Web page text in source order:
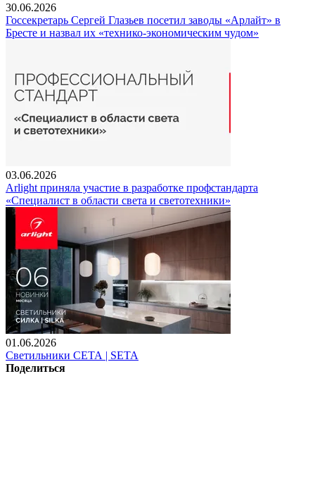
30.06.2026
Госсекретарь Сергей Глазьев посетил заводы «Арлайт» в
Бресте и назвал их «технико-экономическим чудом»
03.06.2026
Arlight приняла участие в разработке профстандарта
«Специалист в области света и светотехники»
01.06.2026
Светильники СЕТА | SETA
Поделиться